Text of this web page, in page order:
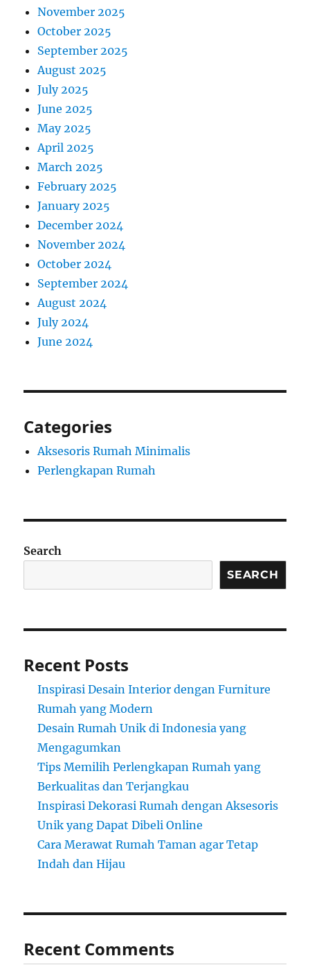
November 2025
October 2025
September 2025
August 2025
July 2025
June 2025
May 2025
April 2025
March 2025
February 2025
January 2025
December 2024
November 2024
October 2024
September 2024
August 2024
July 2024
June 2024
Categories
Aksesoris Rumah Minimalis
Perlengkapan Rumah
Search
SEARCH
Recent Posts
Inspirasi Desain Interior dengan Furniture
Rumah yang Modern
Desain Rumah Unik di Indonesia yang
Mengagumkan
Tips Memilih Perlengkapan Rumah yang
Berkualitas dan Terjangkau
Inspirasi Dekorasi Rumah dengan Aksesoris
Unik yang Dapat Dibeli Online
Cara Merawat Rumah Taman agar Tetap
Indah dan Hijau
Recent Comments